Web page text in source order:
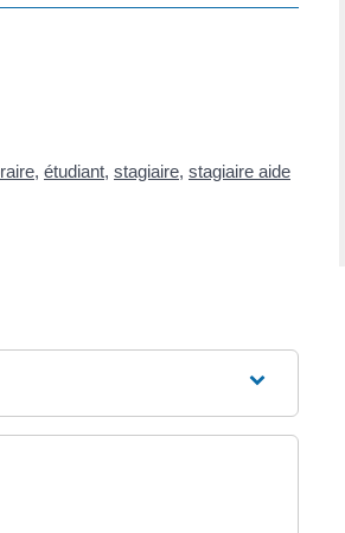
, étudiant, stagiaire, stagiaire aide